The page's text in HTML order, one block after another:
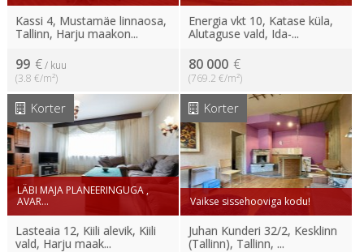
Kassi 4, Mustamäe linnaosa,
Tallinn, Harju maakon...
99 €/ kuu
(3.8 €/m²)
Energia vkt 10, Katase küla,
Alutaguse vald, Ida-...
80 000 €
(769.2 €/m²)
Korter
LÄBI MAJA PLANEERINGUGA ,
AVAR...
Lasteaia 12, Kiili alevik, Kiili
vald, Harju maak...
Korter
Vaikse sissehooviga kodu!
Juhan Kunderi 32/2, Kesklinn
(Tallinn), Tallinn, ...